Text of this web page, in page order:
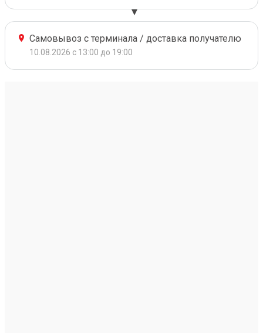
Самовывоз с терминала / доставка получателю
10.08.2026 с 13:00 до 19:00